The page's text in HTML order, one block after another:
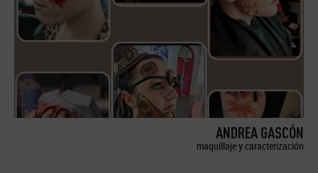
ANDREA GASCÓN
maquillaje y caracterización